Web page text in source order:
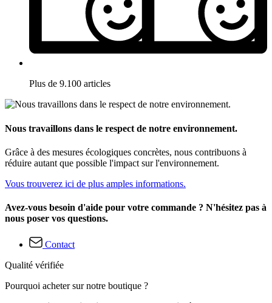
Plus de 9.100 articles
Nous travaillons dans le respect de notre environnement.
Grâce à des mesures écologiques concrètes, nous contribuons à
réduire autant que possible l'impact sur l'environnement.
Vous trouverez ici de plus amples informations.
Avez-vous besoin d'aide pour votre commande ? N'hésitez pas à
nous poser vos questions.
Contact
Qualité vérifiée
Pourquoi acheter sur notre boutique ?